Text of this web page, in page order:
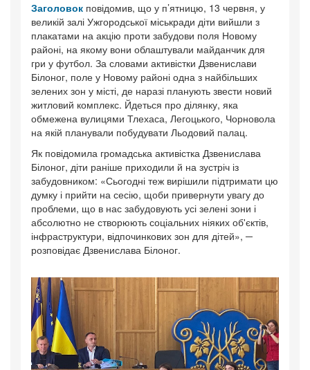
Заголовок повідомив, що у п’ятницю, 13 червня, у
великій залі Ужгородської міськради діти вийшли з
плакатами на акцію проти забудови поля Новому
районі, на якому вони облаштували майданчик для
гри у футбол. За словами активістки Дзвенислави
Білоног, поле у Новому районі одна з найбільших
зелених зон у місті, де наразі планують звести новий
житловий комплекс. Йдеться про ділянку, яка
обмежена вулицями Тлехаса, Легоцького, Чорновола
на якій планували побудувати Льодовий палац.
Як повідомила громадська активістка Дзвенислава
Білоног, діти раніше приходили й на зустріч із
забудовником: «Сьогодні теж вирішили підтримати цю
думку і прийти на сесію, щоби привернути увагу до
проблеми, що в нас забудовують усі зелені зони і
абсолютно не створюють соціальних ніяких об'єктів,
інфраструктури, відпочинкових зон для дітей», ─
розповідає Дзвенислава Білоног.